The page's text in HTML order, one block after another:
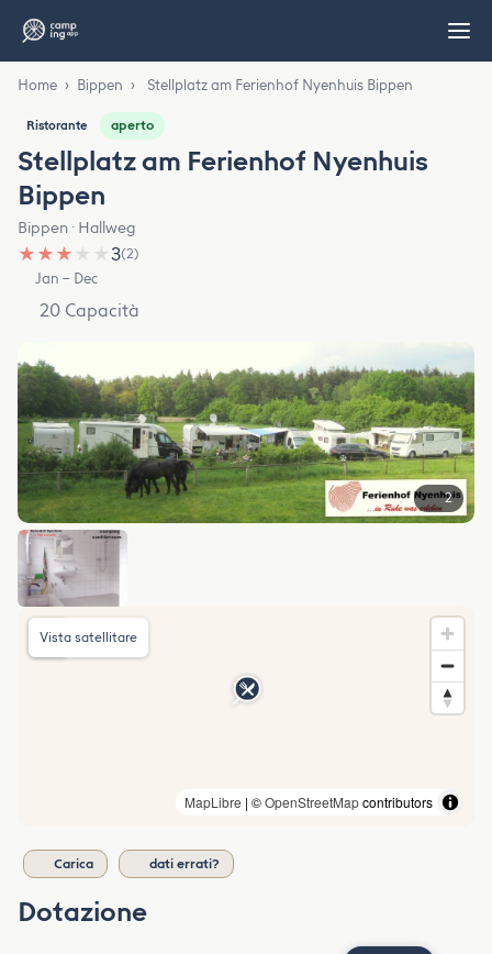
Home › Bippen › Stellplatz am Ferienhof Nyenhuis Bippen
Ristorante aperto
Stellplatz am Ferienhof Nyenhuis
Bippen
Bippen · Hallweg
★ ★ ★ ★ ★3(2)
Jan – Dec
20 Capacità
2
MapLibre | ©OpenStreetMapcontributors
Vista satellitare
Carica dati errati?
Dotazione